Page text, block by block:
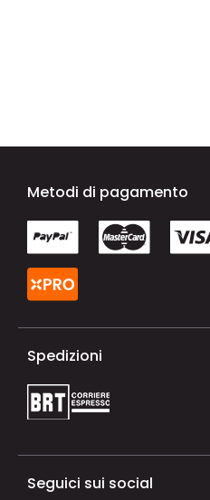
Metodi di pagamento
Spedizioni
Seguici sui social